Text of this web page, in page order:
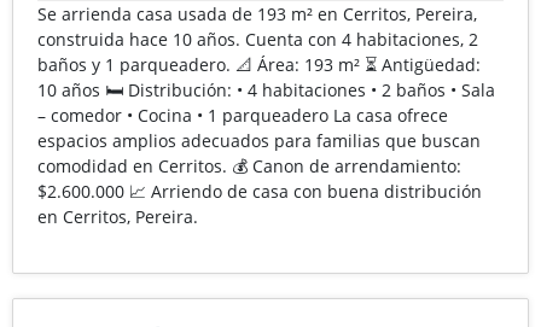
Se arrienda casa usada de 193 m² en Cerritos, Pereira,
construida hace 10 años. Cuenta con 4 habitaciones, 2
baños y 1 parqueadero. 📐 Área: 193 m² ⏳ Antigüedad:
10 años 🛏️ Distribución: • 4 habitaciones • 2 baños • Sala
– comedor • Cocina • 1 parqueadero La casa ofrece
espacios amplios adecuados para familias que buscan
comodidad en Cerritos. 💰 Canon de arrendamiento:
$2.600.000 📈 Arriendo de casa con buena distribución
en Cerritos, Pereira.